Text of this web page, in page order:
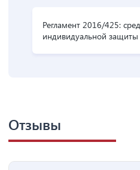
Регламент 2016/425:
индивидуальной защиты
Отзывы